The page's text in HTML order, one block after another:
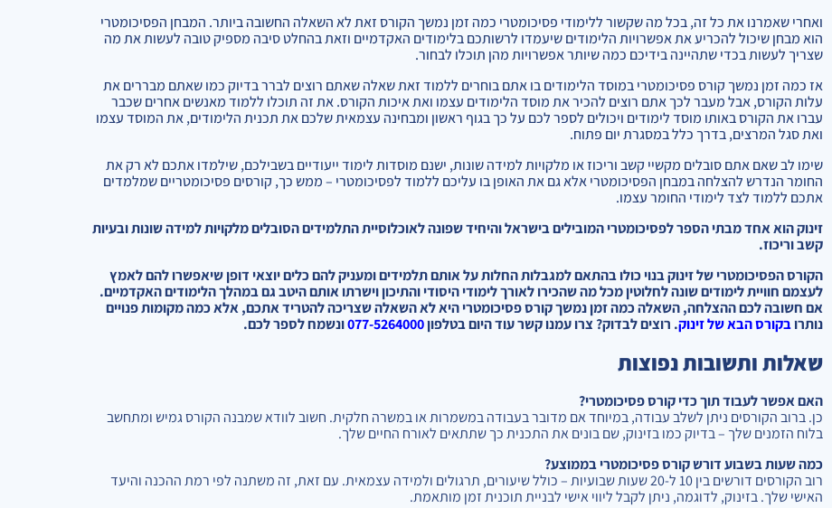
ואחרי שאמרנו את כל זה, בכל מה שקשור ללימודי פסיכומטרי כמה זמן נמשך הקורס זאת לא השאלה החשובה ביותר. המבחן הפסיכומטרי
הוא מבחן שיכול להכריע את אפשרויות הלימודים שיעמדו לרשותכם בלימודים האקדמיים וזאת בהחלט סיבה מספיק טובה לעשות את מה
שצריך לעשות בכדי שתהיינה בידיכם כמה שיותר אפשרויות מהן תוכלו לבחור.
אז כמה זמן נמשך קורס פסיכומטרי במוסד הלימודים בו אתם בוחרים ללמוד זאת שאלה שאתם רוצים לברר בדיוק כמו שאתם מבררים את
עלות הקורס, אבל מעבר לכך אתם רוצים להכיר את מוסד הלימודים עצמו ואת איכות הקורס. את זה תוכלו ללמוד מאנשים אחרים שכבר
עברו את הקורס באותו מוסד לימודים ויכולים לספר לכם על כך בגוף ראשון ומבחינה עצמאית שלכם את תכנית הלימודים, את המוסד עצמו
ואת סגל המרצים, בדרך כלל במסגרת יום פתוח.
שימו לב שאם אתם סובלים מקשיי קשב וריכוז או מלקויות למידה שונות, ישנם מוסדות לימוד ייעודיים בשבילכם, שילמדו אתכם לא רק את
החומר הנדרש להצלחה במבחן הפסיכומטרי אלא גם את האופן בו עליכם ללמוד לפסיכומטרי – ממש כך, קורסים פסיכומטריים שמלמדים
אתכם ללמוד לצד לימודי החומר עצמו.
זינוק הוא אחד מבתי הספר לפסיכומטרי המובילים בישראל והיחיד שפונה לאוכלוסיית התלמידים הסובלים מלקויות למידה שונות ובעיות
קשב וריכוז.
הקורס הפסיכומטרי של זינוק בנוי כולו בהתאם למגבלות החלות על אותם תלמידים ומעניק להם כלים יוצאי דופן שיאפשרו להם לאמץ
לעצמם חוויית לימודים שונה לחלוטין מכל מה שהכירו לאורך לימודי היסודי והתיכון וישרתו אותם היטב גם במהלך הלימודים האקדמיים.
אם חשובה לכם ההצלחה, השאלה כמה זמן נמשך קורס פסיכומטרי היא לא השאלה שצריכה להטריד אתכם, אלא כמה מקומות פנויים
נותרובקורס הבא של זינוק. רוצים לבדוק? צרו עמנו קשר עוד היום בטלפון077-5264000ונשמח לספר לכם.
שאלות ותשובות נפוצות
האם אפשר לעבוד תוך כדי קורס פסיכומטרי?
כן. ברוב הקורסים ניתן לשלב עבודה, במיוחד אם מדובר בעבודה במשמרות או במשרה חלקית. חשוב לוודא שמבנה הקורס גמיש ומתחשב
בלוח הזמנים שלך – בדיוק כמו בזינוק, שם בונים את התכנית כך שתתאים לאורח החיים שלך.
כמה שעות בשבוע דורש קורס פסיכומטרי בממוצע?
רוב הקורסים דורשים בין 10 ל-20 שעות שבועיות – כולל שיעורים, תרגולים ולמידה עצמאית. עם זאת, זה משתנה לפי רמת ההכנה והיעד
האישי שלך. בזינוק, לדוגמה, ניתן לקבל ליווי אישי לבניית תוכנית זמן מותאמת.